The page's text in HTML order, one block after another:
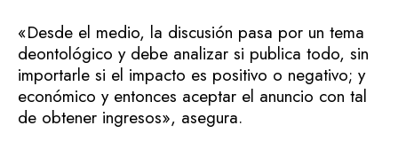
«Desde el medio, la discusión pasa por un tema
deontológico y debe analizar si publica todo, sin
importarle si el impacto es positivo o negativo; y
económico y entonces aceptar el anuncio con tal
de obtener ingresos», asegura.